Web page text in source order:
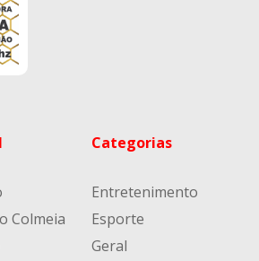
Colmeia
Categorias
Entretenimento
Esporte
Geral